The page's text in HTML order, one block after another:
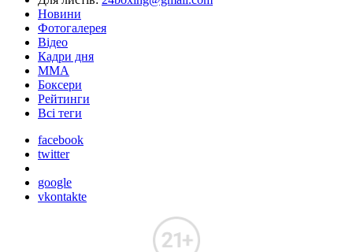
Новини
Фотогалерея
Відео
Кадри дня
ММА
Боксери
Рейтинги
Всі теги
facebook
twitter
google
vkontakte